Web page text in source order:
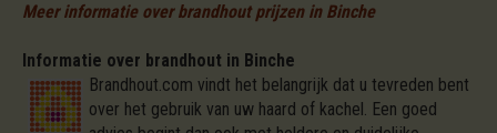
Meer informatie over brandhout prijzen in Binche
Informatie over brandhout in Binche
Brandhout.com vindt het belangrijk dat u tevreden bent
over het gebruik van uw haard of kachel. Een goed